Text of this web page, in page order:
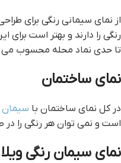
از نمای سیمانی رنگی برای
رنگی را دارند و بهتر است
تا حدی نماد محله محسوب می
نمای ساختمان
در کل نمای ساختمان با سیمان
است و نمی توان هر رنگی را در
نمای سیمان رنگی ویلا